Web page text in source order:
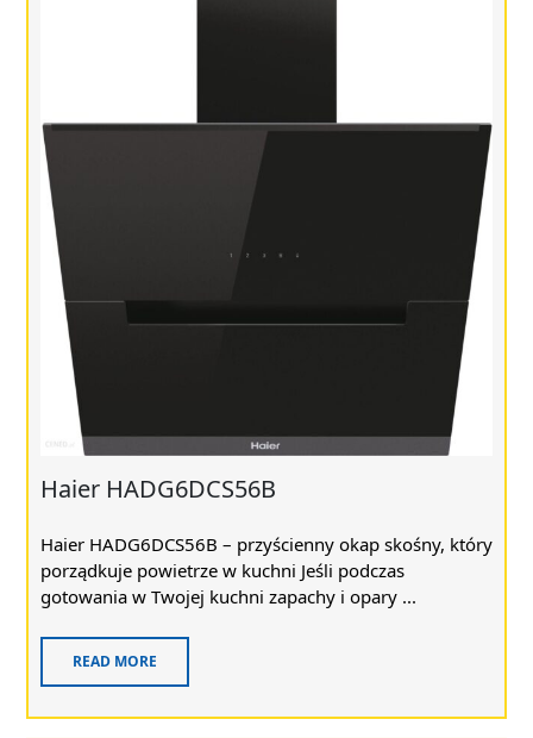
Haier HADG6DCS56B
Haier HADG6DCS56B – przyścienny okap skośny, który
porządkuje powietrze w kuchni Jeśli podczas
gotowania w Twojej kuchni zapachy i opary ...
READ MORE